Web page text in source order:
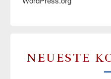
NEUESTE